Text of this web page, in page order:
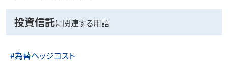
投資信託に関連する用語
#為替ヘッジコスト